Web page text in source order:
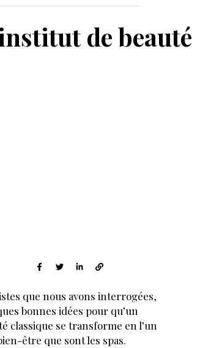
de beauté
que nous avons interrogées,
bonnes idées pour qu’un
classique se transforme en l’un
être que sont les spas.